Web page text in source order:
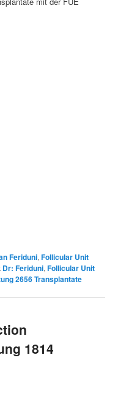
Feriduni,Follicular Unit
Dr: Feriduni,Follicular Unit
2656 Transplantate
1814